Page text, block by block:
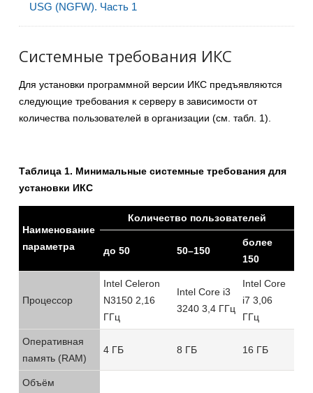
USG (NGFW). Часть 1
Системные требования ИКС
Для установки программной версии ИКС предъявляются
следующие требования к серверу в зависимости от
количества пользователей в организации (см. табл. 1).
Таблица 1. Минимальные системные требования для
установки ИКС
Наименование
параметра
Количество пользователей
до 50 50–150
более
150
Процессор
Intel Celeron
N3150 2,16
ГГц
Intel Core i3
3240 3,4 ГГц
Intel Core
i7 3,06
ГГц
Оперативная
память (RAM)
4 ГБ 8 ГБ 16 ГБ
Объём